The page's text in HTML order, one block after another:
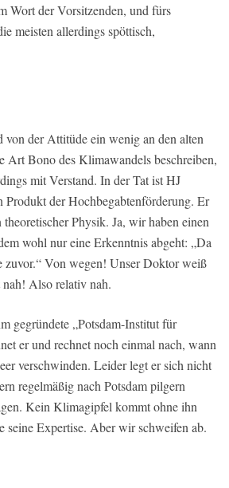
Wort der Vorsitzenden, und fürs
meisten allerdings spöttisch,
der Attitüde ein wenig an den alten
Art Bono des Klimawandels beschreiben,
mit Verstand. In der Tat ist HJ
Produkt der Hochbegabtenförderung. Er
Physik. Ja, wir haben einen
wohl nur eine Erkenntnis abgeht: „Da
zuvor.“ Von wegen! Unser Doktor weiß
Also relativ nah.
gegründete „Potsdam-Institut für
er und rechnet noch einmal nach, wann
verschwinden. Leider legt er sich nicht
regelmäßig nach Potsdam pilgern
Kein Klimagipfel kommt ohne ihn
seine Expertise. Aber wir schweifen ab.